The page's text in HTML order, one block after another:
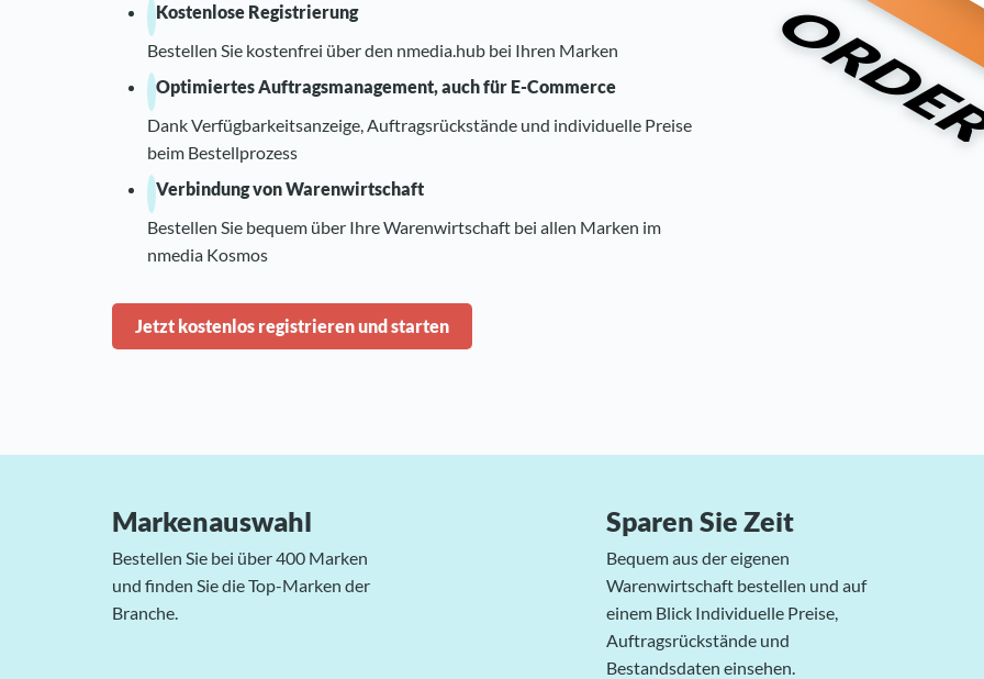
Kostenlose Registrierung
Bestellen Sie kostenfrei über den nmedia.hub bei Ihren Marken
Optimiertes Auftragsmanagement, auch für E-Commerce
Dank Verfügbarkeitsanzeige, Auftragsrückstände und individuelle Preise
beim Bestellprozess
Verbindung von Warenwirtschaft
Bestellen Sie bequem über Ihre Warenwirtschaft bei allen Marken im
nmedia Kosmos
Jetzt kostenlos registrieren und starten
Markenauswahl
Bestellen Sie bei über 400 Marken
und finden Sie die Top-Marken der
Branche.
Sparen Sie Zeit
Bequem aus der eigenen
Warenwirtschaft bestellen und auf
einem Blick Individuelle Preise,
Auftragsrückstände und
Bestandsdaten einsehen.